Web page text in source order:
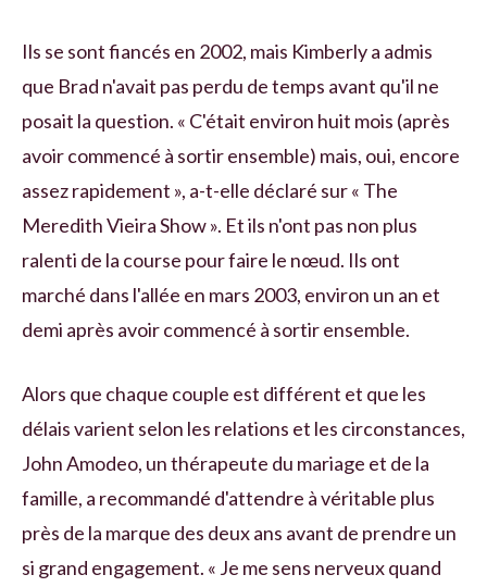
Ils se sont fiancés en 2002, mais Kimberly a admis
que Brad n'avait pas perdu de temps avant qu'il ne
posait la question. « C'était environ huit mois (après
avoir commencé à sortir ensemble) mais, oui, encore
assez rapidement », a-t-elle déclaré sur « The
Meredith Vieira Show ». Et ils n'ont pas non plus
ralenti de la course pour faire le nœud. Ils ont
marché dans l'allée en mars 2003, environ un an et
demi après avoir commencé à sortir ensemble.
Alors que chaque couple est différent et que les
délais varient selon les relations et les circonstances,
John Amodeo, un thérapeute du mariage et de la
famille, a recommandé d'attendre à véritable plus
près de la marque des deux ans avant de prendre un
si grand engagement. « Je me sens nerveux quand